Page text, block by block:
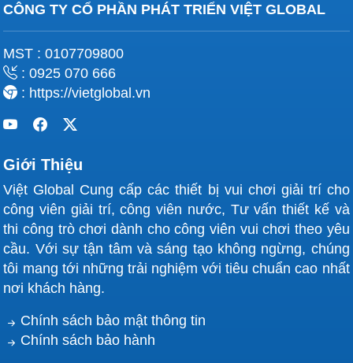
CÔNG TY CỔ PHẦN PHÁT TRIỂN VIỆT GLOBAL
MST : 0107709800
: 0925 070 666
: https://vietglobal.vn
Giới Thiệu
Việt Global Cung cấp các thiết bị vui chơi giải trí cho
công viên giải trí, công viên nước, Tư vấn thiết kế và
thi công trò chơi dành cho công viên vui chơi theo yêu
cầu. Với sự tận tâm và sáng tạo không ngừng, chúng
tôi mang tới những trải nghiệm với tiêu chuẩn cao nhất
nơi khách hàng.
Chính sách bảo mật thông tin
Chính sách bảo hành